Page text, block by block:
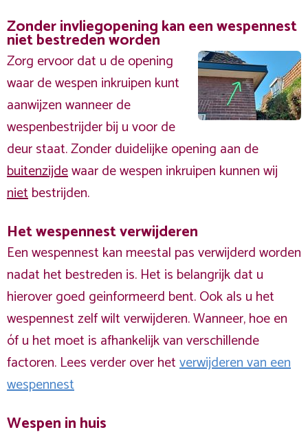
Zonder invliegopening kan een wespennest
niet bestreden worden
Zorg ervoor dat u de opening
waar de wespen inkruipen kunt
aanwijzen wanneer de
wespenbestrijder bij u voor de
deur staat. Zonder duidelijke opening aan de
buitenzijdewaar de wespen inkruipen kunnen wij
nietbestrijden.
Het wespennest verwijderen
Een wespennest kan meestal pas verwijderd worden
nadat het bestreden is. Het is belangrijk dat u
hierover goed geinformeerd bent. Ook als u het
wespennest zelf wilt verwijderen. Wanneer, hoe en
óf u het moet is afhankelijk van verschillende
factoren. Lees verder over hetverwijderen van een
wespennest
Wespen in huis